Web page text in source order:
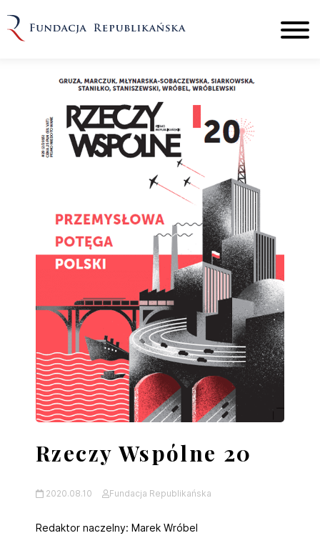
Rzeczy Wspólne 20
2020.08.10 Fundacja Republikańska
Redaktor naczelny: Marek Wróbel